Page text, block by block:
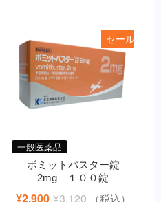
セール
一般医薬品
ボミットバスター錠
2mg １００錠
¥3,120
元
¥2,900
現（税込）